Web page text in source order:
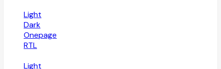
Light
Dark
Onepage
RTL
Light